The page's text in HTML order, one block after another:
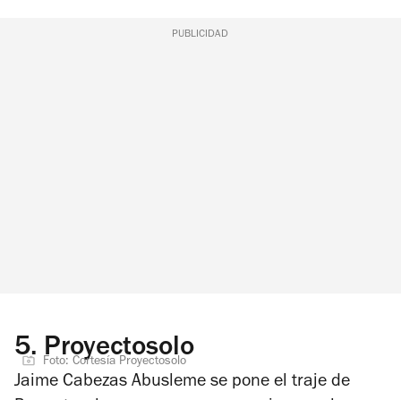
PUBLICIDAD
5. Proyectosolo
Foto: Cortesía Proyectosolo
Jaime Cabezas Abusleme se pone el traje de